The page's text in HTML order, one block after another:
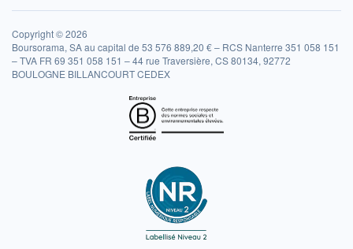
Copyright © 2026
Boursorama, SA au capital de 53 576 889,20 € – RCS Nanterre 351 058 151
– TVA FR 69 351 058 151 – 44 rue Traversière, CS 80134, 92772
BOULOGNE BILLANCOURT CEDEX